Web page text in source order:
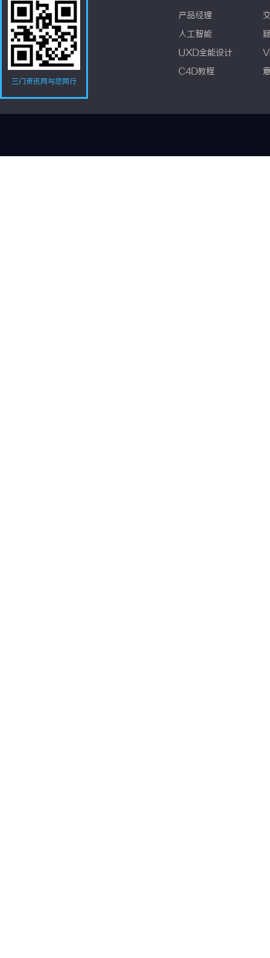
三门资讯网与您同行
产品经理
人工智能
UXD全能设计
C4D教程